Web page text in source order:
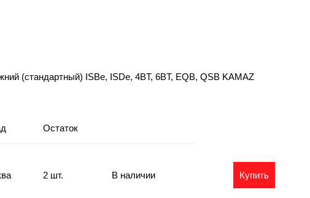
(стандартный) ISBe, ISDe, 4BT, 6BT, EQB, QSB KAMAZ
Остаток
2 шт. В наличии Купить